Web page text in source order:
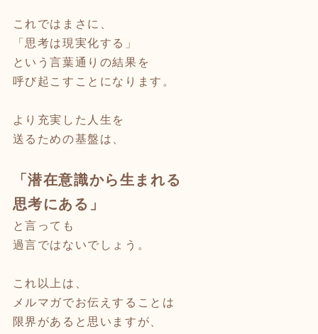
これではまさに、
「思考は現実化する」
という言葉通りの結果を
呼び起こすことになります。
より充実した人生を
送るための基盤は、
「潜在意識から生まれる
思考にある」
と言っても
過言ではないでしょう。
これ以上は、
メルマガでお伝えすることは
限界があると思いますが、